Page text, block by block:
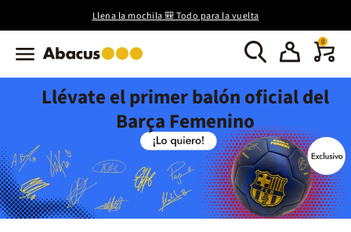
Llena la mochila 🎒 Todo para la vuelta
0
Llévate el primer balón oficial del
Barça Femenino